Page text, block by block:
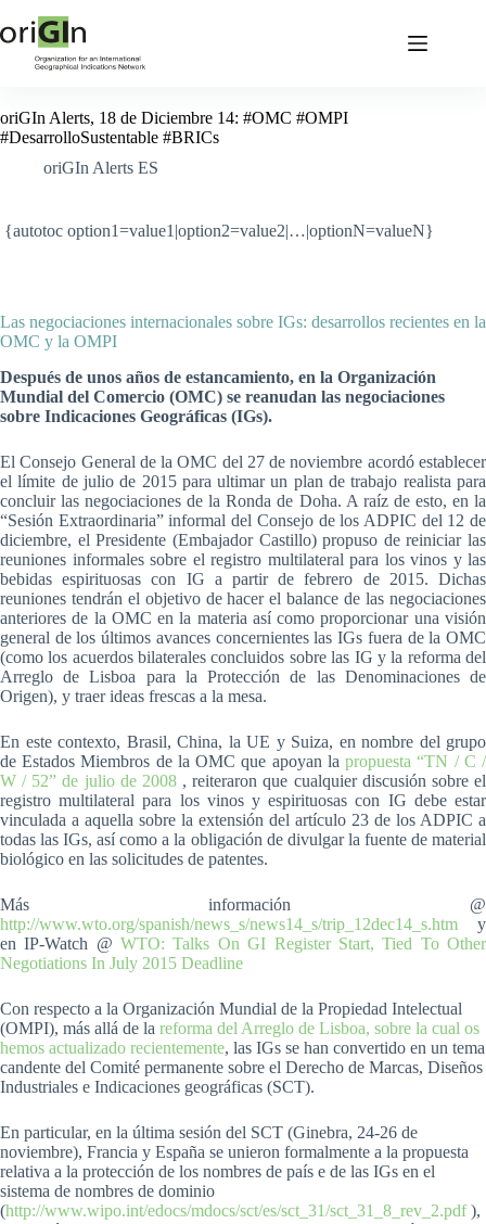
oriGIn Alerts, 18 de Diciembre 14: #OMC #OMPI
#DesarrolloSustentable #BRICs
oriGIn Alerts ES
{autotoc option1=value1|option2=value2|…|optionN=valueN}
Las negociaciones internacionales sobre IGs: desarrollos recientes en la
OMC y la OMPI
Después de unos años de estancamiento, en la Organización
Mundial del Comercio (OMC) se reanudan las negociaciones
sobre Indicaciones Geográficas (IGs).
El Consejo General de la OMC del 27 de noviembre acordó establecer
el límite de julio de 2015 para ultimar un plan de trabajo realista para
concluir las negociaciones de la Ronda de Doha. A raíz de esto, en la
“Sesión Extraordinaria” informal del Consejo de los ADPIC del 12 de
diciembre, el Presidente (Embajador Castillo) propuso de reiniciar las
reuniones informales sobre el registro multilateral para los vinos y las
bebidas espirituosas con IG a partir de febrero de 2015. Dichas
reuniones tendrán el objetivo de hacer el balance de las negociaciones
anteriores de la OMC en la materia así como proporcionar una visión
general de los últimos avances concernientes las IGs fuera de la OMC
(como los acuerdos bilaterales concluidos sobre las IG y la reforma del
Arreglo de Lisboa para la Protección de las Denominaciones de
Origen), y traer ideas frescas a la mesa.
En este contexto, Brasil, China, la UE y Suiza, en nombre del grupo
de Estados Miembros de la OMC que apoyan lapropuesta “TN / C /
W / 52” de julio de 2008, reiteraron que cualquier discusión sobre el
registro multilateral para los vinos y espirituosas con IG debe estar
vinculada a aquella sobre la extensión del artículo 23 de los ADPIC a
todas las IGs, así como a la obligación de divulgar la fuente de material
biológico en las solicitudes de patentes.
Más información @
http://www.wto.org/spanish/news_s/news14_s/trip_12dec14_s.htm y
en IP-Watch @WTO: Talks On GI Register Start, Tied To Other
Negotiations In July 2015 Deadline
Con respecto a la Organización Mundial de la Propiedad Intelectual
(OMPI), más allá de la reforma del Arreglo de Lisboa, sobre la cual os
hemos actualizado recientemente, las IGs se han convertido en un tema
candente del Comité permanente sobre el Derecho de Marcas, Diseños
Industriales e Indicaciones geográficas (SCT).
En particular, en la última sesión del SCT (Ginebra, 24-26 de
noviembre), Francia y España se unieron formalmente a la propuesta
relativa a la protección de los nombres de país e de las IGs en el
sistema de nombres de dominio
(http://www.wipo.int/edocs/mdocs/sct/es/sct_31/sct_31_8_rev_2.pdf),